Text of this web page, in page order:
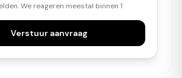
We reageren meestal binnen 1
Verstuur aanvraag